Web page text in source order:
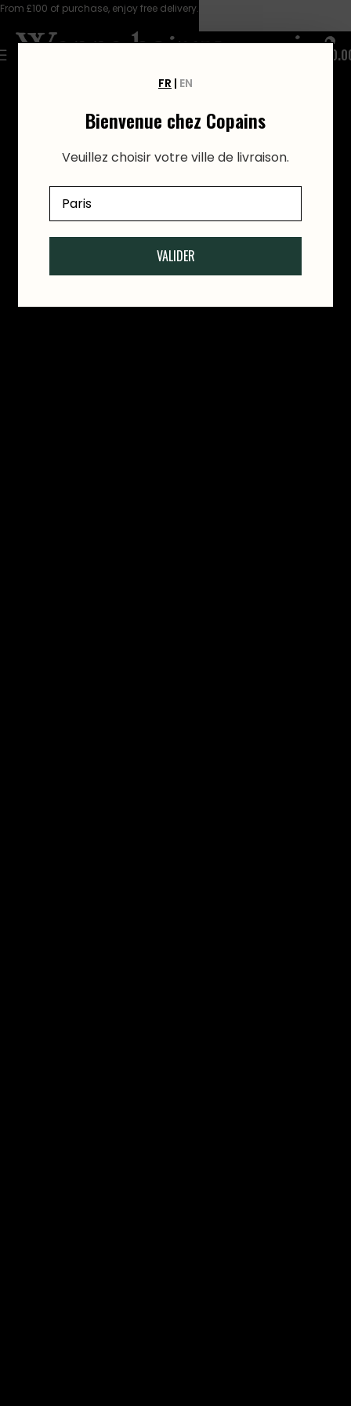
DISCOVER OUR PRODUCTS
From £100 of purchase, enjoy free delivery.
FR | EN
Bienvenue chez Copains
Veuillez choisir votre ville de livraison.
VALIDER